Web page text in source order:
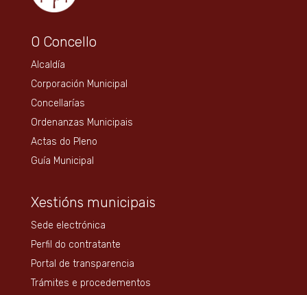
O Concello
Alcaldía
Corporación Municipal
Concellarías
Ordenanzas Municipais
Actas do Pleno
Guía Municipal
Xestións municipais
Sede electrónica
Perfil do contratante
Portal de transparencia
Trámites e procedementos